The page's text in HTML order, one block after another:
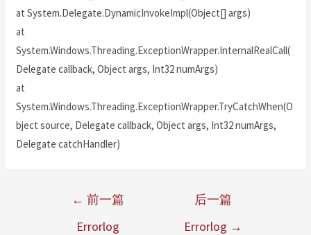
at System.Delegate.DynamicInvokeImpl(Object[] args)
at
System.Windows.Threading.ExceptionWrapper.InternalRealCall(
Delegate callback, Object args, Int32 numArgs)
at
System.Windows.Threading.ExceptionWrapper.TryCatchWhen(O
bject source, Delegate callback, Object args, Int32 numArgs,
Delegate catchHandler)
← 前一篇
Errorlog
后一篇
Errorlog →